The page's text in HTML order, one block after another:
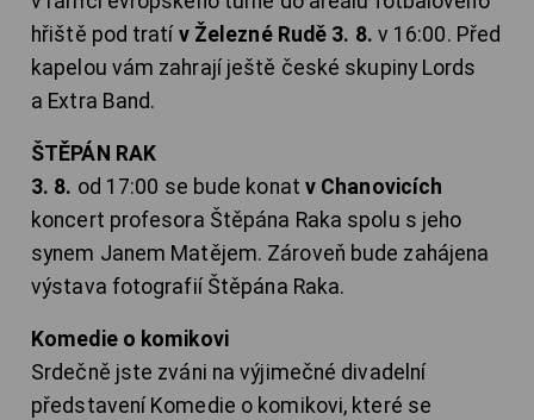
hřiště pod tratí v Železné Rudě 3. 8. v 16:00. Před
kapelou vám zahrají ještě české skupiny Lords
a Extra Band.
ŠTĚPÁN RAK
3. 8. od 17:00 se bude konat v Chanovicích
koncert profesora Štěpána Raka spolu s jeho
synem Janem Matějem. Zároveň bude zahájena
výstava fotografií Štěpána Raka.
Komedie o komikovi
Srdečně jste zváni na výjimečné divadelní
představení Komedie o komikovi, které se